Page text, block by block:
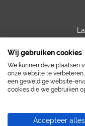
Wij gebruiken cookies
We kunnen deze plaatsen
onze website te
een geweldige website-
cookies die we gebruiken
Accepteer alles